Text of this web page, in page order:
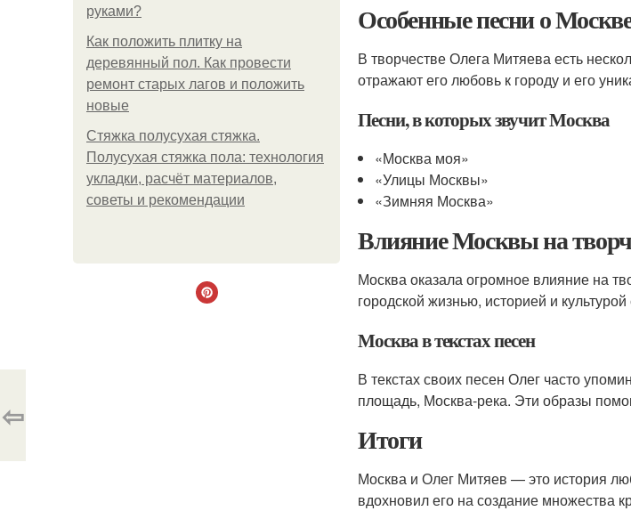
руками?
Как положить плитку на
деревянный пол. Как провести
ремонт старых лагов и положить
новые
Стяжка полусухая стяжка.
Полусухая стяжка пола: технология
укладки, расчёт материалов,
советы и рекомендации
Особенные песни о
В творчестве Олега Митяева есть
отражают его любовь к городу и его
Песни, в которых звучит Москва
«Москва моя»
«Улицы Москвы»
«Зимняя Москва»
Влияние Москвы на
Москва оказала огромное влияние на
городской жизнью, историей и
Москва в текстах песен
В текстах своих песен Олег часто
площадь, Москва-река. Эти образы
Итоги
Москва и Олег Митяев — это история
вдохновил его на создание множества
⇦